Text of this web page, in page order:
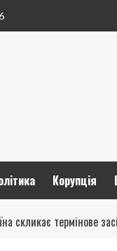
Корупція
скликає термінове